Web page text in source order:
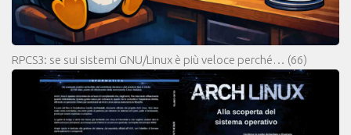
RPCS3: se sui sistemi GNU/Linux è più veloce perché… (66)